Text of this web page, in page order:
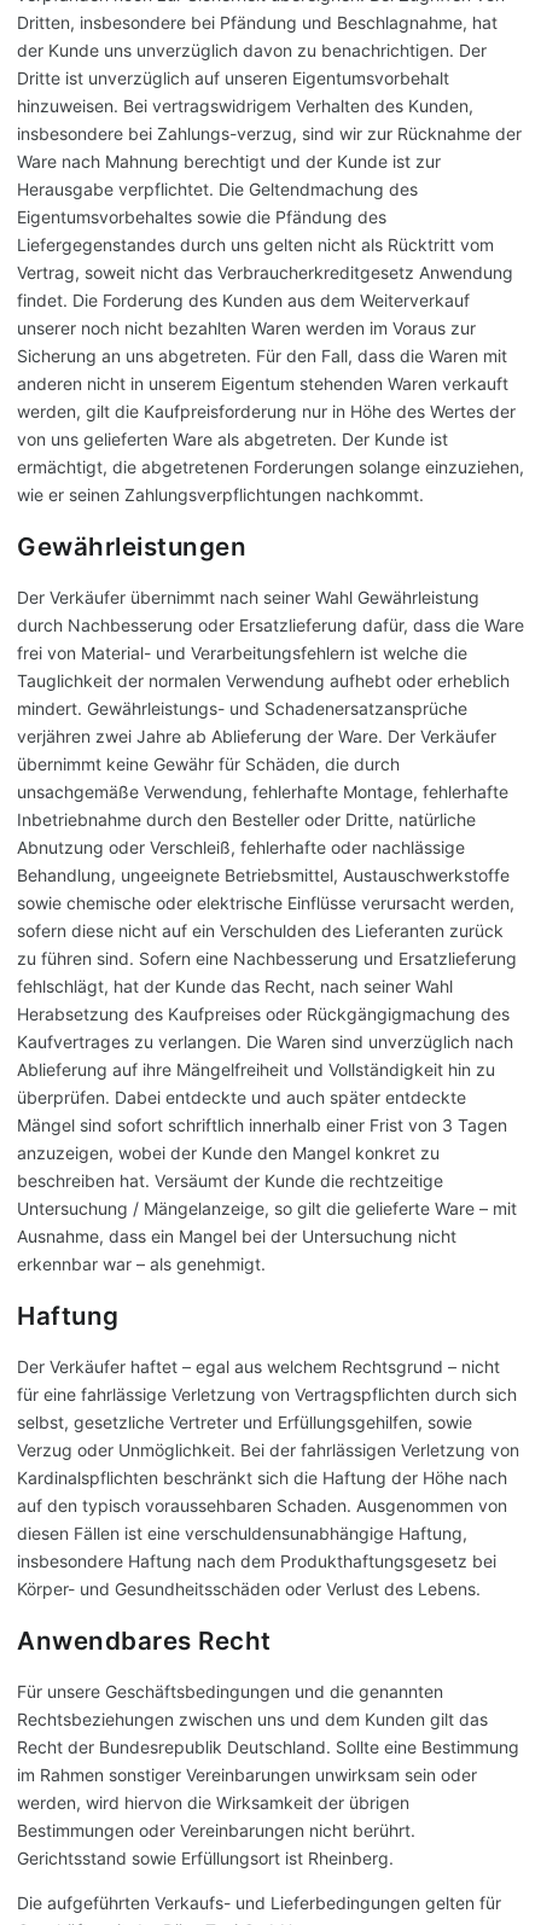
Dritten, insbesondere bei Pfändung und Beschlagnahme, hat
der Kunde uns unverzüglich davon zu benachrichtigen. Der
Dritte ist unverzüglich auf unseren Eigentumsvorbehalt
hinzuweisen. Bei vertragswidrigem Verhalten des Kunden,
insbesondere bei Zahlungs-verzug, sind wir zur Rücknahme der
Ware nach Mahnung berechtigt und der Kunde ist zur
Herausgabe verpflichtet. Die Geltendmachung des
Eigentumsvorbehaltes sowie die Pfändung des
Liefergegenstandes durch uns gelten nicht als Rücktritt vom
Vertrag, soweit nicht das Verbraucherkreditgesetz Anwendung
findet. Die Forderung des Kunden aus dem Weiterverkauf
unserer noch nicht bezahlten Waren werden im Voraus zur
Sicherung an uns abgetreten. Für den Fall, dass die Waren mit
anderen nicht in unserem Eigentum stehenden Waren verkauft
werden, gilt die Kaufpreisforderung nur in Höhe des Wertes der
von uns gelieferten Ware als abgetreten. Der Kunde ist
ermächtigt, die abgetretenen Forderungen solange einzuziehen,
wie er seinen Zahlungsverpflichtungen nachkommt.
Gewährleistungen
Der Verkäufer übernimmt nach seiner Wahl Gewährleistung
durch Nachbesserung oder Ersatzlieferung dafür, dass die Ware
frei von Material- und Verarbeitungsfehlern ist welche die
Tauglichkeit der normalen Verwendung aufhebt oder erheblich
mindert. Gewährleistungs- und Schadenersatzansprüche
verjähren zwei Jahre ab Ablieferung der Ware. Der Verkäufer
übernimmt keine Gewähr für Schäden, die durch
unsachgemäße Verwendung, fehlerhafte Montage, fehlerhafte
Inbetriebnahme durch den Besteller oder Dritte, natürliche
Abnutzung oder Verschleiß, fehlerhafte oder nachlässige
Behandlung, ungeeignete Betriebsmittel, Austauschwerkstoffe
sowie chemische oder elektrische Einflüsse verursacht werden,
sofern diese nicht auf ein Verschulden des Lieferanten zurück
zu führen sind. Sofern eine Nachbesserung und Ersatzlieferung
fehlschlägt, hat der Kunde das Recht, nach seiner Wahl
Herabsetzung des Kaufpreises oder Rückgängigmachung des
Kaufvertrages zu verlangen. Die Waren sind unverzüglich nach
Ablieferung auf ihre Mängelfreiheit und Vollständigkeit hin zu
überprüfen. Dabei entdeckte und auch später entdeckte
Mängel sind sofort schriftlich innerhalb einer Frist von 3 Tagen
anzuzeigen, wobei der Kunde den Mangel konkret zu
beschreiben hat. Versäumt der Kunde die rechtzeitige
Untersuchung / Mängelanzeige, so gilt die gelieferte Ware – mit
Ausnahme, dass ein Mangel bei der Untersuchung nicht
erkennbar war – als genehmigt.
Haftung
Der Verkäufer haftet – egal aus welchem Rechtsgrund – nicht
für eine fahrlässige Verletzung von Vertragspflichten durch sich
selbst, gesetzliche Vertreter und Erfüllungsgehilfen, sowie
Verzug oder Unmöglichkeit. Bei der fahrlässigen Verletzung von
Kardinalspflichten beschränkt sich die Haftung der Höhe nach
auf den typisch voraussehbaren Schaden. Ausgenommen von
diesen Fällen ist eine verschuldensunabhängige Haftung,
insbesondere Haftung nach dem Produkthaftungsgesetz bei
Körper- und Gesundheitsschäden oder Verlust des Lebens.
Anwendbares Recht
Für unsere Geschäftsbedingungen und die genannten
Rechtsbeziehungen zwischen uns und dem Kunden gilt das
Recht der Bundesrepublik Deutschland. Sollte eine Bestimmung
im Rahmen sonstiger Vereinbarungen unwirksam sein oder
werden, wird hiervon die Wirksamkeit der übrigen
Bestimmungen oder Vereinbarungen nicht berührt.
Gerichtsstand sowie Erfüllungsort ist Rheinberg.
Die aufgeführten Verkaufs- und Lieferbedingungen gelten für